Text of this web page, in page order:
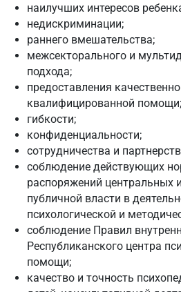
наилучших интересов
недискриминации;
раннего вмешательства;
межсекторального и
подхода;
предоставления
квалифицированной помощи;
гибкости;
конфиденциальности;
сотрудничества и
соблюдение действующих
распоряжений центральных
публичной власти в
психологической и
соблюдение Правил
Республиканского центра
помощи;
качество и точность